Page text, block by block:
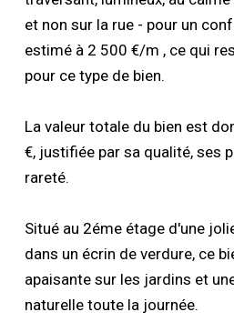
et non sur la rue - pour un
estimé à 2 500 €/m , ce qui
pour ce type de bien.
La valeur totale du bien est
€, justifiée par sa qualité, ses
rareté.
Situé au 2éme étage d'une
dans un écrin de verdure, ce
apaisante sur les jardins et
naturelle toute la journée.